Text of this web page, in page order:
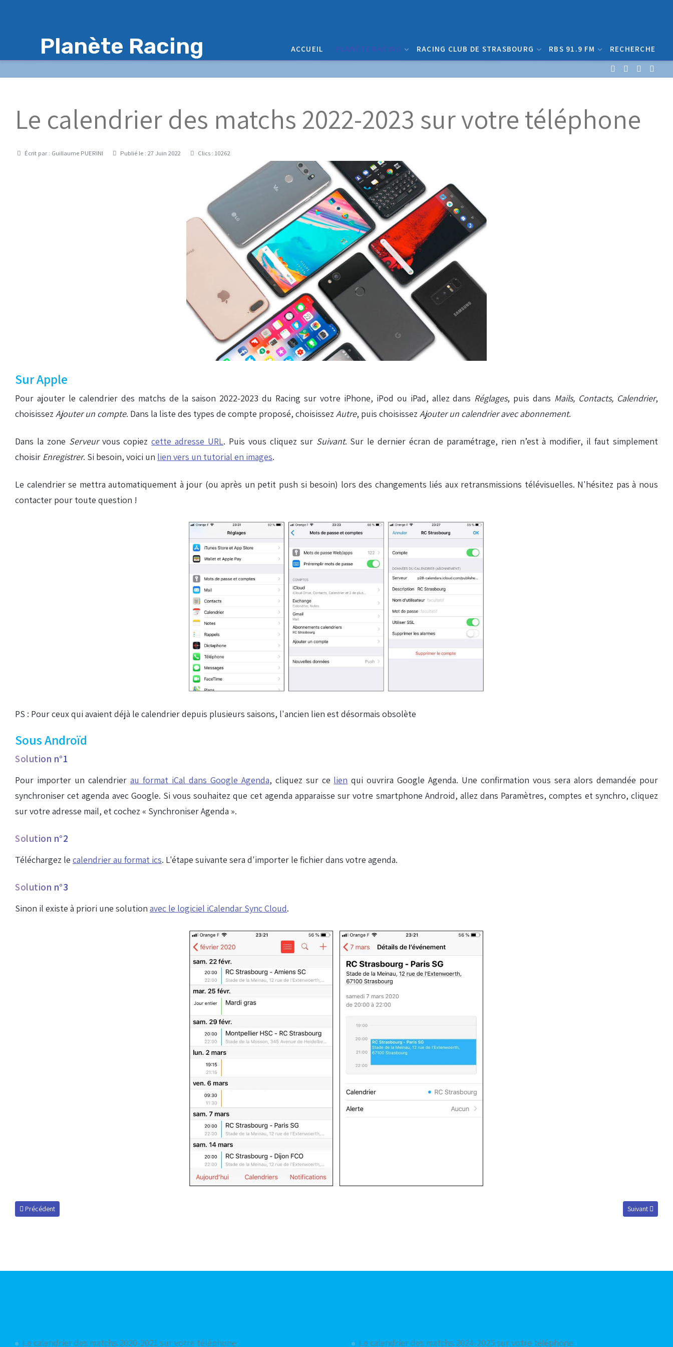
Planète Racing ACCUEIL PLANÈTE RACING RACING CLUB DE STRASBOURG RBS 91.9 FM RECHERCHE
Le calendrier des matchs 2022-2023 sur votre téléphone
DétailsÉcrit par : Guillaume PUERINI Publié le : 27 Juin 2022 Clics : 10262
Sur Apple
Pour ajouter le calendrier des matchs de la saison 2022-2023 du Racing sur votre iPhone, iPod ou iPad, allez dans Réglages, puis dans Mails, Contacts, Calendrier,
choisissez Ajouter un compte. Dans la liste des types de compte proposé, choisissez Autre, puis choisissez Ajouter un calendrier avec abonnement.
Dans la zone Serveurvous copiezcette adresse URL. Puis vous cliquez sur Suivant. Sur le dernier écran de paramétrage, rien n’est à modifier, il faut simplement
choisir Enregistrer. Si besoin, voici un lien vers un tutorial en images.
Le calendrier se mettra automatiquement à jour (ou après un petit push si besoin) lors des changements liés aux retransmissions télévisuelles. N'hésitez pas à nous
contacter pour toute question !
PS : Pour ceux qui avaient déjà le calendrier depuis plusieurs saisons, l'ancien lien est désormais obsolète
Sous Androïd
Solution n°1
Pour importer un calendrier au format iCal dans Google Agenda, cliquez sur ce lien qui ouvrira Google Agenda. Une confirmation vous sera alors demandée pour
synchroniser cet agenda avec Google. Si vous souhaitez que cet agenda apparaisse sur votre smartphone Android, allez dans Paramètres, comptes et synchro, cliquez
sur votre adresse mail, et cochez « Synchroniser Agenda ».
Solution n°2
Téléchargez le calendrier au format ics. L'étape suivante sera d'importer le fichier dans votre agenda.
Solution n°3
Sinon il existe à priori une solution avec le logiciel iCalendar Sync Cloud.
Article précédent : Le calendrier des matchs 2023-2024 sur votre téléphone
Précédent Article suivant
Suivant
Le calendrier des matchs 2020-2021 sur votre téléphone Le calendrier des matchs 2024-2025 sur votre téléphone